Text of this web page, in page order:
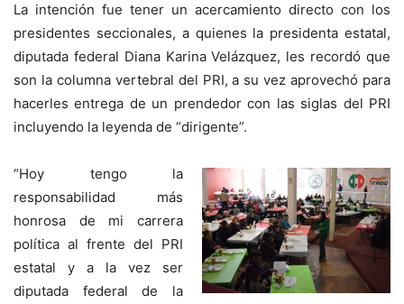
La intención fue tener un acercamiento directo con los
presidentes seccionales, a quienes la presidenta estatal,
diputada federal Diana Karina Velázquez, les recordó que
son la columna vertebral del PRI, a su vez aprovechó para
hacerles entrega de un prendedor con las siglas del PRI
incluyendo la leyenda de “dirigente”.
“Hoy tengo la
responsabilidad más
honrosa de mi carrera
política al frente del PRI
estatal y a la vez ser
diputada federal de la